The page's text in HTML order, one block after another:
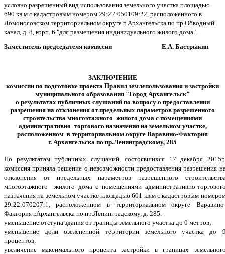
условно разрешенный вид использования земельного участка площадью
690 кв.м с кадастровым номером 29:22:050109:22, расположенного в
Ломоносовском территориальном округе г. Архангельска по пр.Обводный
канал, д. 8, корп. 6 "для размещения индивидуального жилого дома".
Заместитель председателя комиссии Е.А. Бастрыкин
ЗАКЛЮЧЕНИЕ
комиссии по подготовке проекта Правил землепользования и застройки
муниципального образования "Город Архангельск"
о результатах публичных слушаний по вопросу о предоставлении
разрешения на отклонения от предельных параметров разрешенного
строительства многоэтажного жилого дома с помещениями
административно–торгового назначения на земельном участке,
расположенном в территориальном округе Варавино-Фактория
г. Архангельска по пр.Ленинградскому, 285
По результатам публичных слушаний, состоявшихся 17 декабря
комиссия приняла решение о невозможности предоставления разрешения
отклонения от предельных параметров разрешенного
многоэтажного жилого дома с помещениями административно-
назначения на земельном участке площадью 601 кв.м с кадастровым
29:22:070207:1, расположенном в территориальном округе
Фактория г.Архангельска по пр.Ленинградскому, д. 285:
уменьшение отступа здания от границы земельного участка до 0 метров;
уменьшение доли озелененной территории земельного участка до
процентов;
увеличение максимального процента застройки в границах